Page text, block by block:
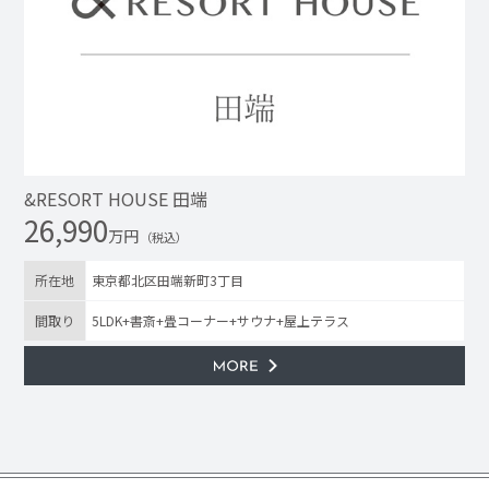
&RESORT HOUSE 田端
26,990万円 （税込）
所在地 東京都北区田端新町3丁目
間取り 5LDK+書斎+畳コーナー+サウナ+屋上テラス